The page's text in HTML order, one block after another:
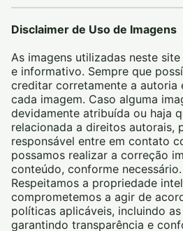
Disclaimer de Uso de Imagens
As imagens utilizadas neste
e informativo. Sempre que
creditar corretamente a autoria
cada imagem. Caso alguma
devidamente atribuída ou haja
relacionada a direitos autorais,
responsável entre em contato
possamos realizar a correção
conteúdo, conforme necessário.
Respeitamos a propriedade
comprometemos a agir de
políticas aplicáveis, incluindo
garantindo transparência e